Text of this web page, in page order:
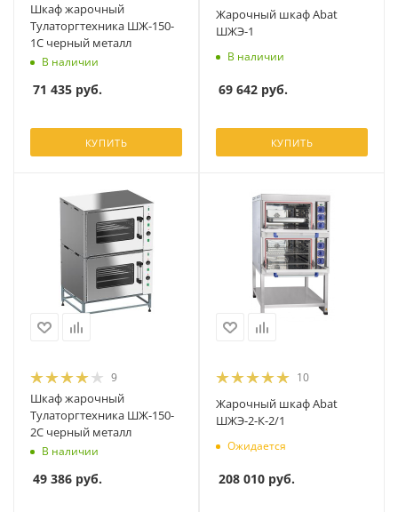
Шкаф жарочный
Тулаторгтехника ШЖ-150-
1С черный металл
В наличии
71 435 руб.
КУПИТЬ
Жарочный шкаф Abat
ШЖЭ-1
В наличии
69 642 руб.
КУПИТЬ
9
Шкаф жарочный
Тулаторгтехника ШЖ-150-
2С черный металл
В наличии
49 386 руб.
10
Жарочный шкаф Abat
ШЖЭ-2-К-2/1
Ожидается
208 010 руб.